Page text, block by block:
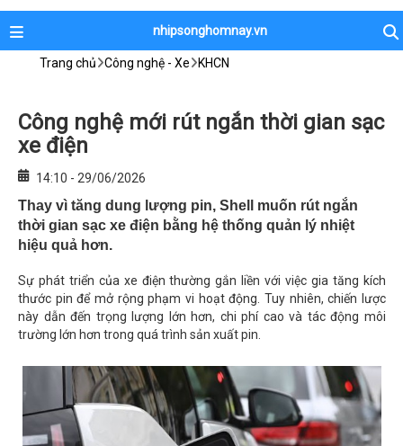
nhipsonghomnay.vn
Trang chủ Công nghệ - Xe KHCN
Công nghệ mới rút ngắn thời gian sạc
xe điện
14:10 - 29/06/2026
Thay vì tăng dung lượng pin, Shell muốn rút ngắn
thời gian sạc xe điện bằng hệ thống quản lý nhiệt
hiệu quả hơn.
Sự phát triển của xe điện thường gắn liền với việc gia tăng kích
thước pin để mở rộng phạm vi hoạt động. Tuy nhiên, chiến lược
này dẫn đến trọng lượng lớn hơn, chi phí cao và tác động môi
trường lớn hơn trong quá trình sản xuất pin.